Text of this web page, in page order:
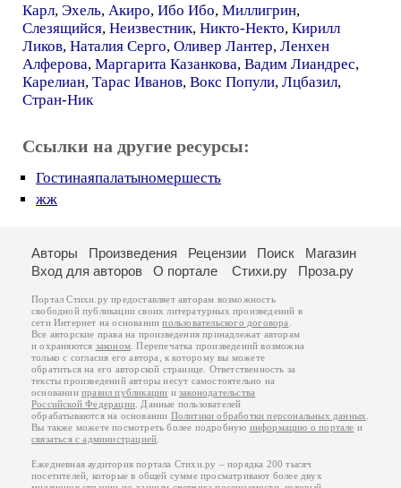
Карл, Эхель, Акиро, Ибо Ибо, Миллигрин,
Слезящийся, Неизвестник, Никто-Некто, Кирилл
Ликов, Наталия Серго, Оливер Лантер, Ленхен
Алферова, Маргарита Казанкова, Вадим Лиандрес,
Карелиан, Тарас Иванов, Вокс Попули, Лцбазил,
Стран-Ник
Ссылки на другие ресурсы:
Гостинаяпалатыномершесть
жж
Авторы Произведения Рецензии Поиск
Магазин
Вход для авторов
О портале Стихи.ру Проза.ру
Портал Стихи.ру предоставляет авторам возможность
свободной публикации своих литературных произведений в
сети Интернет на основаниипользовательского договора
Все авторские права на произведения принадлежат авторам
и охраняются законом . Перепечатка произведений возможна
только с согласия его автора, к которому вы можете
обратиться на его авторской странице. Ответственность за
тексты произведений авторы несут самостоятельно на
основанииправил публикации изаконодательства
Российской Федерации . Данные пользователей
обрабатываются на основании Политики обработки персональных данных
Вы также можете посмотреть более подробную информацию о портале и
связаться с администрацией
Ежедневная аудитория портала Стихи.ру – порядка 200 тысяч
посетителей, которые в общей сумме просматривают более двух